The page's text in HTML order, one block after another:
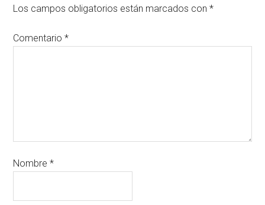
Los campos obligatorios están marcados con*
Comentario*
Nombre*